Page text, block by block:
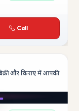
Call
बिक्री और किराए में आपकी